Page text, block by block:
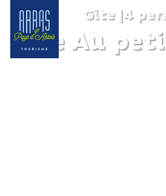
Gîte |4
Gîte Au